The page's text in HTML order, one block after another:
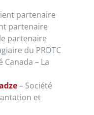
partenaire
partenaire
partenaire
du PRDTC
Canada – La
– Société
et